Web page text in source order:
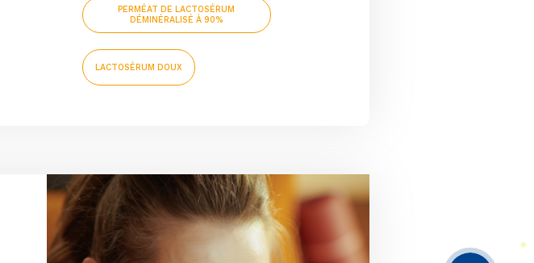
PERMÉAT DE LACTOSÉRUM
DÉMINÉRALISÉ À 90%
LACTOSÉRUM DOUX